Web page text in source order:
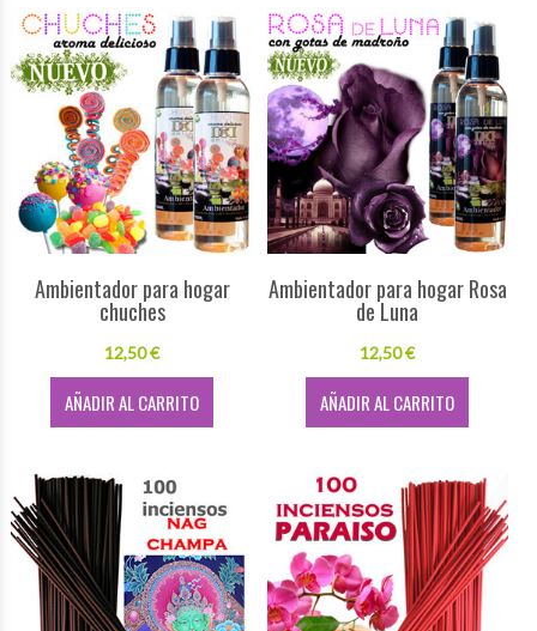
Ambientador para hogar
chuches
12,50 €
AÑADIR AL CARRITO
Ambientador para hogar Rosa
de Luna
12,50 €
AÑADIR AL CARRITO